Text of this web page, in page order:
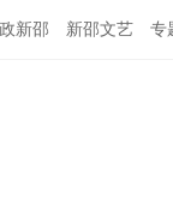
新邵 新邵文艺 专